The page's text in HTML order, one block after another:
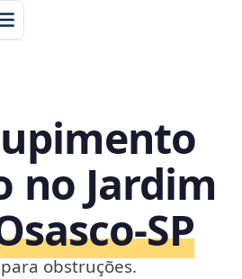
no Jardim
obstruções.